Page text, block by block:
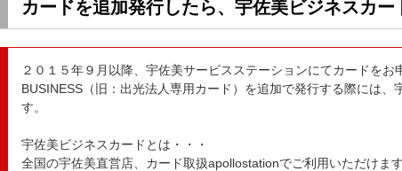
カードを追加発行したら、宇佐美ビジネスカ
２０１５年９月以降、宇佐美サービスステーションにてカードを
BUSINESS（旧：出光法人専用カード）を追加で発行する際には、
す。
宇佐美ビジネスカードとは・・・
全国の宇佐美直営店、カード取扱apollostationでご利用いただけま